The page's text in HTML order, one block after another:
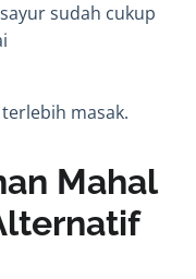
sudah cukup
masak.
Mahal